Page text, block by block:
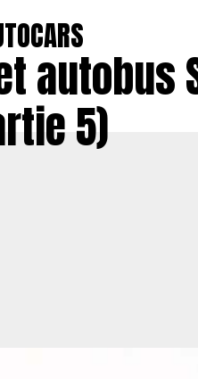
autobus
5)